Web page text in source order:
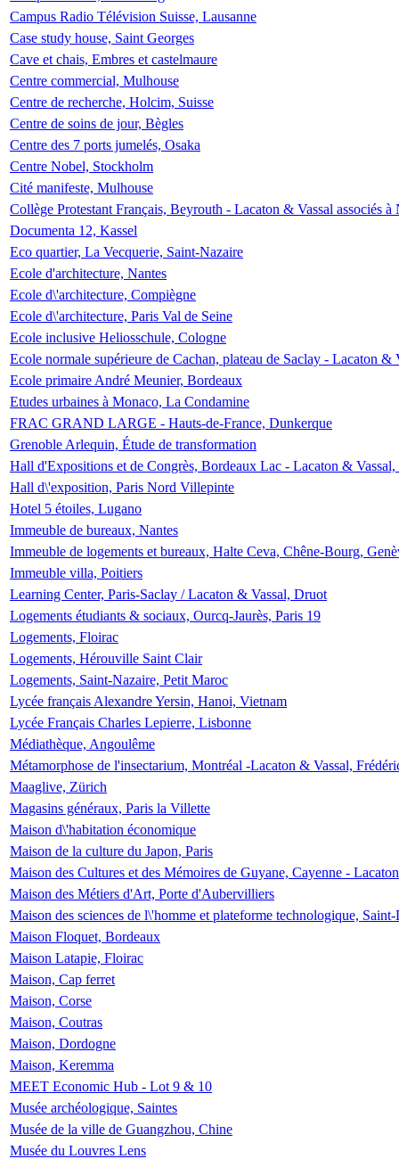
Campus Radio Télévision Suisse, Lausanne
Case study house, Saint Georges
Cave et chais, Embres et castelmaure
Centre commercial, Mulhouse
Centre de recherche, Holcim, Suisse
Centre de soins de jour, Bègles
Centre des 7 ports jumelés, Osaka
Centre Nobel, Stockholm
Cité manifeste, Mulhouse
Collège Protestant Français, Beyrouth - Lacaton & Vassal associés
Documenta 12, Kassel
Eco quartier, La Vecquerie, Saint-Nazaire
Ecole d'architecture, Nantes
Ecole d\'architecture, Compiègne
Ecole d\'architecture, Paris Val de Seine
Ecole inclusive Heliosschule, Cologne
Ecole normale supérieure de Cachan, plateau de Saclay - Lacaton &
Ecole primaire André Meunier, Bordeaux
Etudes urbaines à Monaco, La Condamine
FRAC GRAND LARGE - Hauts-de-France, Dunkerque
Grenoble Arlequin, Étude de transformation
Hall d'Expositions et de Congrès, Bordeaux Lac - Lacaton &
Hall d\'exposition, Paris Nord Villepinte
Hotel 5 étoiles, Lugano
Immeuble de bureaux, Nantes
Immeuble de logements et bureaux, Halte Ceva, Chêne-Bourg,
Immeuble villa, Poitiers
Learning Center, Paris-Saclay / Lacaton & Vassal, Druot
Logements étudiants & sociaux, Ourcq-Jaurès, Paris 19
Logements, Floirac
Logements, Hérouville Saint Clair
Logements, Saint-Nazaire, Petit Maroc
Lycée français Alexandre Yersin, Hanoi, Vietnam
Lycée Français Charles Lepierre, Lisbonne
Médiathèque, Angoulême
Métamorphose de l'insectarium, Montréal -Lacaton & Vassal,
Maaglive, Zürich
Magasins généraux, Paris la Villette
Maison d\'habitation économique
Maison de la culture du Japon, Paris
Maison des Cultures et des Mémoires de Guyane, Cayenne -
Maison des Métiers d'Art, Porte d'Aubervilliers
Maison des sciences de l\'homme et plateforme technologique,
Maison Floquet, Bordeaux
Maison Latapie, Floirac
Maison, Cap ferret
Maison, Corse
Maison, Coutras
Maison, Dordogne
Maison, Keremma
MEET Economic Hub - Lot 9 & 10
Musée archéologique, Saintes
Musée de la ville de Guangzhou, Chine
Musée du Louvres Lens